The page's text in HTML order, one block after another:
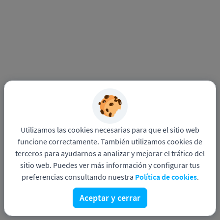
Funciona con
Pandapé
Política de privacidad
Contacto con
DPO
Utilizamos las cookies necesarias para que el sitio web
funcione correctamente. También utilizamos cookies de
terceros para ayudarnos a analizar y mejorar el tráfico del
sitio web. Puedes ver más información y configurar tus
preferencias consultando nuestra Política de cookies.
Aceptar y cerrar